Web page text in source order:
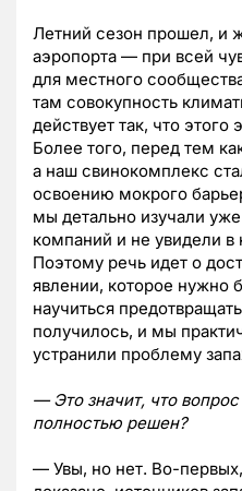
Летний сезон прошел, и
аэропорта — при всей
для местного
там совокупность
действует так, что
Более того, перед тем
а наш свинокомплекс
освоению мокрого
мы детально изучали
компаний и не увидели
Поэтому речь идет о
явлении, которое нужно
научиться
получилось, и мы
устранили проблему
— Это значит, что вопрос
полностью решен?
— Увы, но нет. Во-